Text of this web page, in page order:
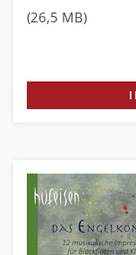
(26,5 MB)